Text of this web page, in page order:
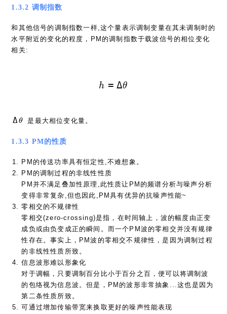
1.3.2 调制指数
和其他信号的调制指数一样,这个量表示调制变量在其未调制时的
水平附近的变化的程度，PM的调制指数于载波信号的相位变化
相关:
h = \Delta \theta
h = Δθ
\Delta
Δθ 是最大相位变化量。
1.3.3 PM的性质
PM的传送功率具有恒定性,不难想象。
PM的调制过程的非线性性质
PM并不满足叠加性原理,此性质让PM的频谱分析与噪声分析
变得非常复杂,但也因此,PM具有优异的抗噪声性能~
零相交的不规律性
零相交(zero-crossing)是指，在时间轴上，波的幅度由正变
成负或由负变成正的瞬间。而一个PM波的零相交并没有规律
性存在。事实上，PM波的零相交不规律性，是因为调制过程
的非线性性质所致。
信息波形难以形象化
对于调幅，只要调制百分比小于百分之百，便可以将调制波
的包络视为信息波。但是，PM的波形非常抽象...这也是因为
第二条性质所致。
可通过增加传输带宽来换取更好的噪声性能表现